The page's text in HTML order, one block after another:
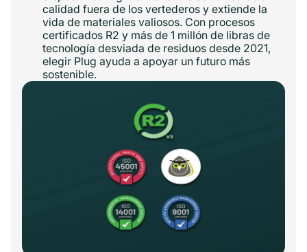
calidad fuera de los vertederos y extiende la
vida de materiales valiosos. Con procesos
certificados R2 y más de 1 millón de libras de
tecnología desviada de residuos desde 2021,
elegir Plug ayuda a apoyar un futuro más
sostenible.